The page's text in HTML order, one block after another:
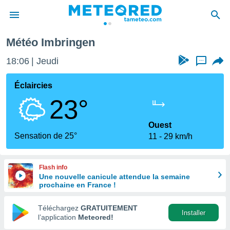
de
en
Météo Imbringen
18:06 Jeudi ...
Éclaircies
23°
Sensation de 25°
Ouest
11
29 km/h
Flash info
Une nouvelle canicule attendue la semaine
prochaine en France !
Téléchargez GRATUITEMENT
l’application Meteored!
Installer